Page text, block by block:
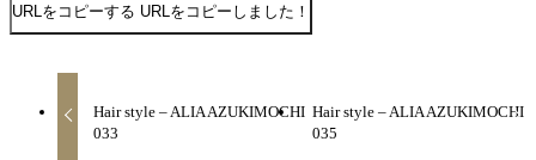
URLをコピーする URLをコピーしました！
Hair style – ALIA AZUKIMOCHI
033
Hair style – ALIA AZUKIMOCHI
035